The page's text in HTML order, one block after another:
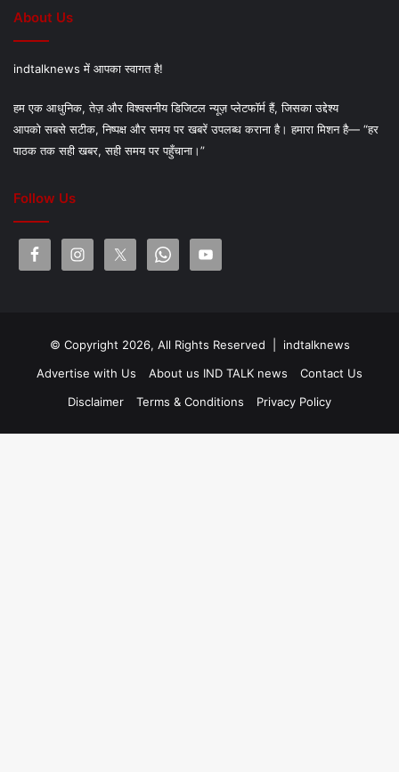
About Us
indtalknews में आपका स्वागत है!
हम एक आधुनिक, तेज़ और विश्वसनीय डिजिटल न्यूज़ प्लेटफॉर्म हैं, जिसका उद्देश्य
आपको सबसे सटीक, निष्पक्ष और समय पर खबरें उपलब्ध कराना है। हमारा मिशन है— “हर
पाठक तक सही खबर, सही समय पर पहुँचाना।”
Follow Us
© Copyright 2026, All Rights Reserved | indtalknews
Advertise with Us
About us IND TALK news
Contact Us
Disclaimer
Terms & Conditions Privacy Policy